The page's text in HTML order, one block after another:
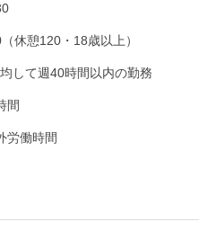
休憩120・18歳以上）
して週40時間以内の勤務
間
労働時間